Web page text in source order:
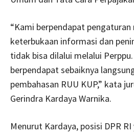
“Kami berpendapat pengaturan
keterbukaan informasi dan
tidak bisa dilalui melalui
berpendapat sebaiknya
pembahasan RUU KUP,” kata
Gerindra Kardaya Warnika.
Menurut Kardaya, posisi DPR